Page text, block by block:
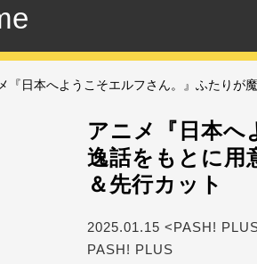
『日本へようこそエルフさん。』ふたりが
アニメ『日本へ
逸話をもとに用
＆先行カット
2025.01.15 <PASH!
PASH! PLUS